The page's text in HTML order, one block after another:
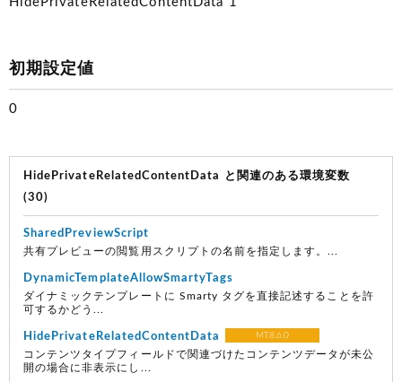
初期設定値
0
HidePrivateRelatedContentData と関連のある環境変数
(30)
SharedPreviewScript
共有プレビューの閲覧用スクリプトの名前を指定します。...
DynamicTemplateAllowSmartyTags
ダイナミックテンプレートに Smarty タグを直接記述することを許
可するかどう...
HidePrivateRelatedContentData MT8.6.0
コンテンツタイプフィールドで関連づけたコンテンツデータが未公
開の場合に非表示にし...